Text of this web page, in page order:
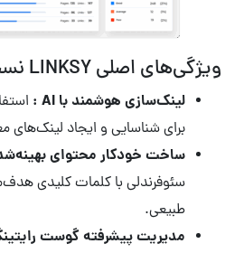
ویژگی‌های اصلی LINKSY نسخه 1.0.11:
لینک‌سازی هوشمند با AI :
برای شناسایی و ایجاد لینک‌های
ساخت خودکار محتوای
سئوفرندلی با کلمات کلیدی
طبیعی.
مدیریت پیشرفته گوست